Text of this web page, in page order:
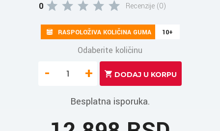
0 Recenzije (0)
RASPOLOŽIVA KOLIČINA GUMA 10+
Odaberite količinu
- +
Besplatna isporuka.